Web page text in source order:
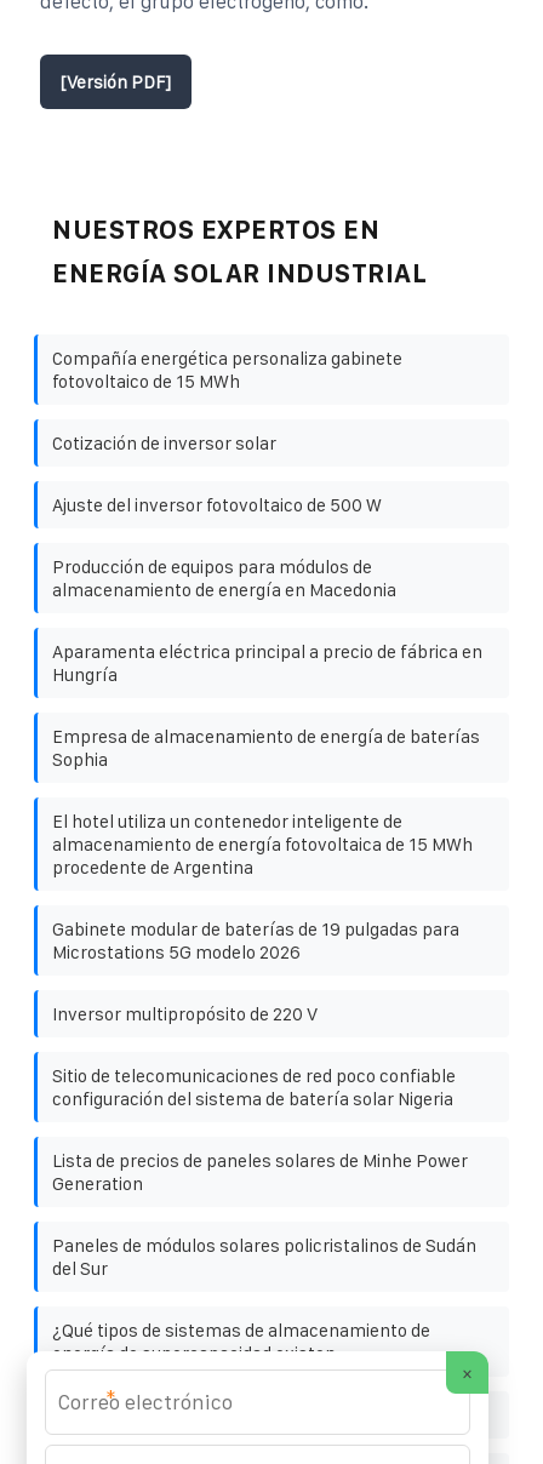
[Versión PDF]
NUESTROS EXPERTOS EN
ENERGÍA SOLAR INDUSTRIAL
Compañía energética personaliza gabinete
fotovoltaico de 15 MWh
Cotización de inversor solar
Ajuste del inversor fotovoltaico de 500 W
Producción de equipos para módulos de
almacenamiento de energía en Macedonia
Aparamenta eléctrica principal a precio de fábrica en
Hungría
Empresa de almacenamiento de energía de baterías
Sophia
El hotel utiliza un contenedor inteligente de
almacenamiento de energía fotovoltaica de 15 MWh
procedente de Argentina
Gabinete modular de baterías de 19 pulgadas para
Microstations 5G modelo 2026
Inversor multipropósito de 220 V
Sitio de telecomunicaciones de red poco confiable
configuración del sistema de batería solar Nigeria
Lista de precios de paneles solares de Minhe Power
Generation
Paneles de módulos solares policristalinos de Sudán
del Sur
¿Qué tipos de sistemas de almacenamiento de
energía de supercapacidad existen
Precio del panel fotovoltaico Longi de 530 W
×
*